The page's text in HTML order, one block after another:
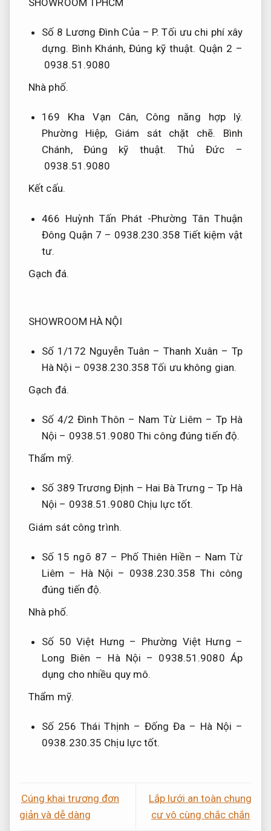
Số 8 Lương Đình Của – P.Tối ưu chi phí xây
dựng. Bình Khánh, Đúng kỹ thuật. Quận 2 –
0938.51.9080
Nhà phố.
169 Kha Vạn Cân, Công năng hợp lý.
Phường Hiệp, Giám sát chặt chẽ. Bình
Chánh,Đúng kỹ thuật. Thủ Đức –
0938.51.9080
Kết cấu.
466 Huỳnh Tấn Phát -Phường Tân Thuận
Đông Quận 7 – 0938.230.358 Tiết kiệm vật
tư.
Gạch đá.
SHOWROOM HÀ NỘI
Số 1/172 Nguyễn Tuân – Thanh Xuân – Tp
Hà Nội – 0938.230.358Tối ưu không gian.
Gạch đá.
Số 4/2 Đình Thôn – Nam Từ Liêm – Tp Hà
Nội – 0938.51.9080 Thi công đúng tiến độ.
Thẩm mỹ.
Số 389 Trương Định – Hai Bà Trưng – Tp Hà
Nội – 0938.51.9080 Chịu lực tốt.
Giám sát công trình.
Số 15 ngõ 87 – Phố Thiên Hiền – Nam Từ
Liêm – Hà Nội – 0938.230.358Thi công
đúng tiến độ.
Nhà phố.
Số 50 Việt Hưng – Phường Việt Hưng –
Long Biên – Hà Nội – 0938.51.9080 Áp
dụng cho nhiều quy mô.
Thẩm mỹ.
Số 256 Thái Thịnh – Đống Đa – Hà Nội –
0938.230.35 Chịu lực tốt.
Cúng khai trương đơn
giản và dễ dàng
Lắp lưới an toàn chung
cư vô cùng chắc chắn